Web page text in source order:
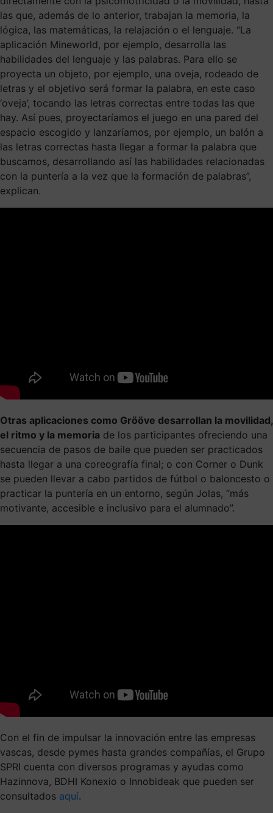
las que, además de lo anterior, trabajan la memoria, la
lógica, las matemáticas, la relajación o el lenguaje. “La
aplicación Mineworld, por ejemplo, desarrolla las
habilidades del lenguaje y las palabras. Para ello se
proyecta un objeto, por ejemplo, una oveja, rodeado de
letras y el objetivo será formar la palabra, en este caso
‘oveja’, tocando las letras correctas entre todas las que
hay. Así pues, proyectaríamos el juego en una pared del
espacio escogido y lanzaríamos, por ejemplo, un balón a
las letras correctas hasta llegar a formar la palabra que
buscamos, desarrollando así las habilidades relacionadas
con la puntería a la vez que la formación de palabras”,
explican.
Otras aplicaciones como Grööve desarrollan la movilidad,
el ritmo y la memoria de los participantes ofreciendo una
secuencia de pasos de baile que pueden ser practicados
hasta llegar a una coreografía final; o con Corner o Dunk
se pueden llevar a cabo partidos de fútbol o baloncesto o
practicar la puntería en un entorno, según Jolas, “más
motivante, accesible e inclusivo para el alumnado”.
Con el fin de impulsar la innovación entre las empresas
vascas, desde pymes hasta grandes compañías, el Grupo
SPRI cuenta con diversos programas y ayudas como
Hazinnova, BDHI Konexio o Innobideak que pueden ser
consultados aquí.